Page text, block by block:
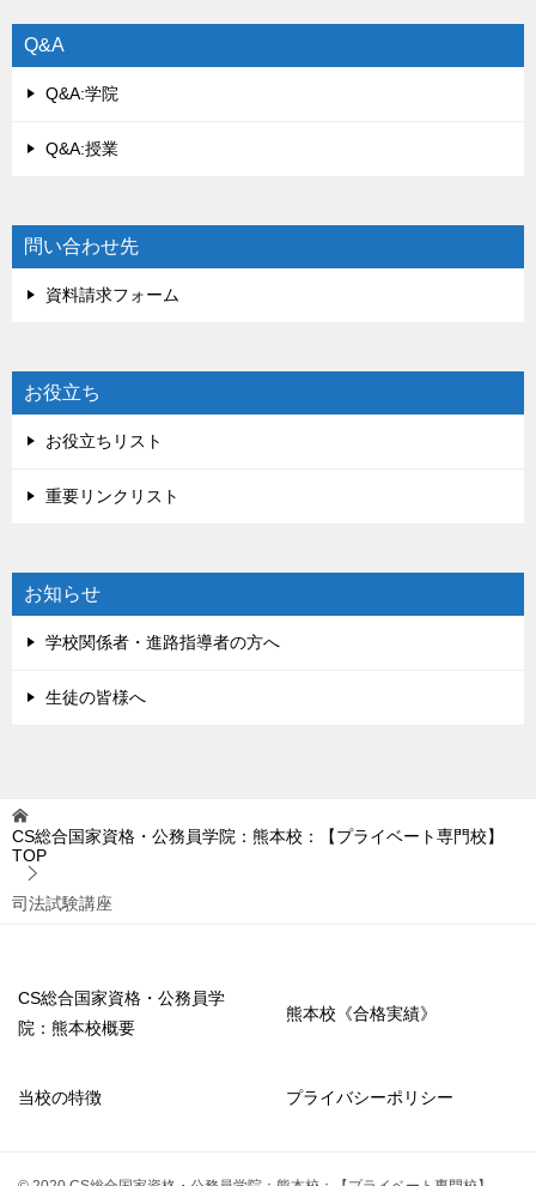
Q&A
Q&A:学院
Q&A:授業
問い合わせ先
資料請求フォーム
お役立ち
お役立ちリスト
重要リンクリスト
お知らせ
学校関係者・進路指導者の方へ
生徒の皆様へ
CS総合国家資格・公務員学院：熊本校：【プライベート専門校】
TOP
司法試験講座
CS総合国家資格・公務員学
院：熊本校概要
熊本校《合格実績》
当校の特徴 プライバシーポリシー